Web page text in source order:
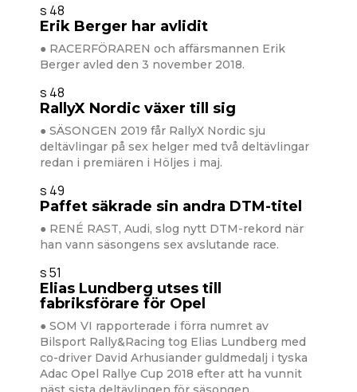
s 48
Erik Berger har avlidit
● RACERFÖRAREN och affärsmannen Erik
Berger avled den 3 november 2018.
s 48
RallyX Nordic växer till sig
● SÄSONGEN 2019 får RallyX Nordic sju
deltävlingar på sex helger med två deltävlingar
redan i premiären i Höljes i maj.
s 49
Paffet säkrade sin andra DTM-titel
● RENÉ RAST, Audi, slog nytt DTM-rekord när
han vann säsongens sex avslutande race.
s 51
Elias Lundberg utses till
fabriksförare för Opel
● SOM VI rapporterade i förra numret av
Bilsport Rally&Racing tog Elias Lundberg med
co-driver David Arhusiander guldmedalj i tyska
Adac Opel Rallye Cup 2018 efter att ha vunnit